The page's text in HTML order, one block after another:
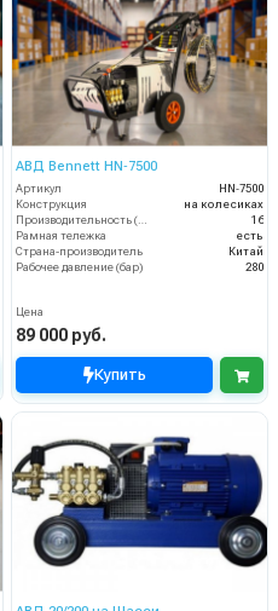
АВД Bennett HN‑7500
Артикул
HN‑7500
Конструкция
на колесиках
Производительность (л/мин)
16
Рамная тележка
есть
Страна-производитель
Китай
Рабочее давление (бар)
280
Цена
89 000 руб.
Купить